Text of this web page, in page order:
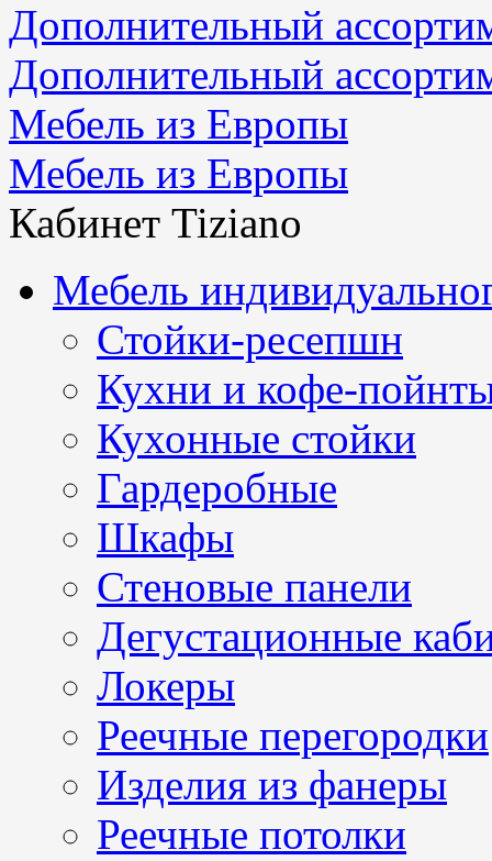
Дополнительный
Дополнительный
Мебель из Европы
Мебель из Европы
Кабинет Tiziano
Мебель
Стойки-ресепшн
Кухни и кофе-
Кухонные стойки
Гардеробные
Шкафы
Стеновые панели
Дегустационные
Локеры
Реечные перегородки
Изделия из фанеры
Реечные потолки